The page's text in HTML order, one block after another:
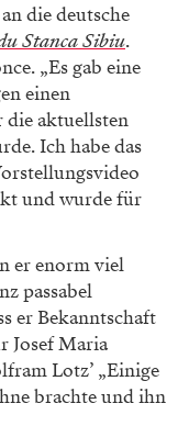
die deutsche
Stanca Sibiu.
„Es gab eine
einen
aktuellsten
Ich habe das
und wurde für
er enorm viel
passabel
er Bekanntschaft
Josef Maria
Lotz’ „Einige
brachte und ihn